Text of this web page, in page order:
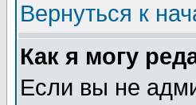
Вернуться к
Как я могу
Если вы не